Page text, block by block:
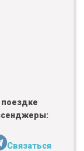
поездке
Связаться